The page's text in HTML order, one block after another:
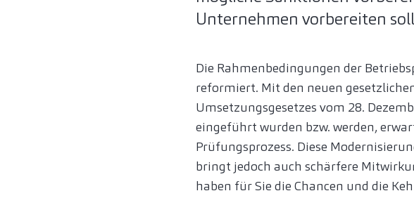
Unternehmen vorbereiten
Die Rahmenbedingungen der
reformiert. Mit den neuen
Umsetzungsgesetzes vom 28.
eingeführt wurden bzw. werden,
Prüfungsprozess. Diese
bringt jedoch auch schärfere
haben für Sie die Chancen und die